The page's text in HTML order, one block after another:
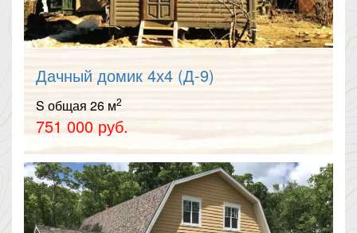
Дачный домик 4х4 (Д-9)
S общая 26 м2
751 000 руб.